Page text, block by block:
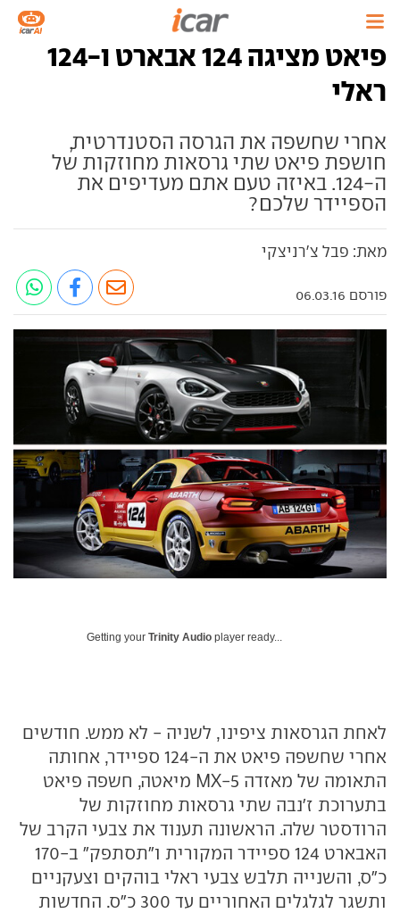
פיאט מציגה 124 אבארט ו-124
ראלי
אחרי שחשפה את הגרסה הסטנדרטית,
חושפת פיאט שתי גרסאות מחוזקות של
ה-124. באיזה טעם אתם מעדיפים את
הספיידר שלכם?
מאת: פבל צ'רניצקי
פורסם 06.03.16
Getting your Trinity Audio player ready...
לאחת הגרסאות ציפינו, לשניה - לא ממש. חודשים
אחרי שחשפה פיאט את ה-124 ספיידר, אחותה
התאומה של מאזדה MX-5 מיאטה, חשפה פיאט
בתערוכת ז'נבה שתי גרסאות מחוזקות של
הרודסטר שלה. הראשונה תענוד את צבעי הקרב של
האבארט 124 ספיידר המקורית ו"תסתפק" ב-170
כ"ס, והשנייה תלבש צבעי ראלי בוהקים וצעקניים
ותשגר לגלגלים האחוריים עד 300 כ"ס. החדשות